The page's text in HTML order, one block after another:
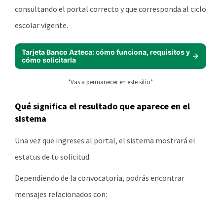
consultando el portal correcto y que corresponda al ciclo
escolar vigente.
Tarjeta Banco Azteca: cómo funciona, requisitos y
cómo solicitarla
*Vas a permanecer en este sitio*
Qué significa el resultado que aparece en el
sistema
Una vez que ingreses al portal, el sistema mostrará el
estatus de tu solicitud.
Dependiendo de la convocatoria, podrás encontrar
mensajes relacionados con: